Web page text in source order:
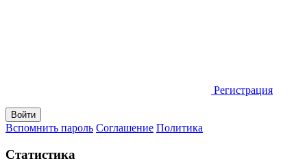
Регистрация
Вспомнить пароль Соглашение Политика
Статистика